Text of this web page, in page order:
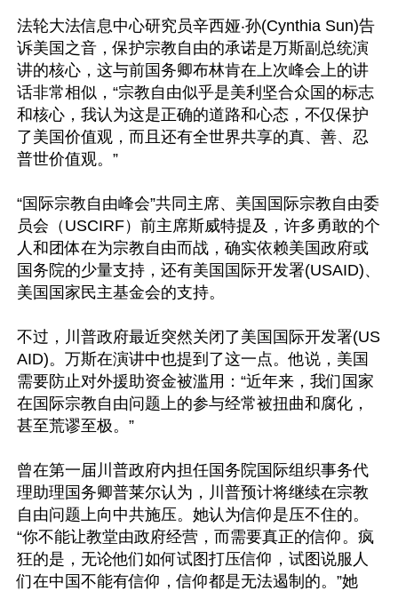
法轮大法信息中心研究员辛西娅‧孙(Cynthia Sun)告
诉美国之音，保护宗教自由的承诺是万斯副总统演
讲的核心，这与前国务卿布林肯在上次峰会上的讲
话非常相似，“宗教自由似乎是美利坚合众国的标志
和核心，我认为这是正确的道路和心态，不仅保护
了美国价值观，而且还有全世界共享的真、善、忍
普世价值观。”
“国际宗教自由峰会”共同主席、美国国际宗教自由委
员会（USCIRF）前主席斯威特提及，许多勇敢的个
人和团体在为宗教自由而战，确实依赖美国政府或
国务院的少量支持，还有美国国际开发署(USAID)、
美国国家民主基金会的支持。
不过，川普政府最近突然关闭了美国国际开发署(US
AID)。万斯在演讲中也提到了这一点。他说，美国
需要防止对外援助资金被滥用：“近年来，我们国家
在国际宗教自由问题上的参与经常被扭曲和腐化，
甚至荒谬至极。”
曾在第一届川普政府内担任国务院国际组织事务代
理助理国务卿普莱尔认为，川普预计将继续在宗教
自由问题上向中共施压。她认为信仰是压不住的。
“你不能让教堂由政府经营，而需要真正的信仰。疯
狂的是，无论他们如何试图打压信仰，试图说服人
们在中国不能有信仰，信仰都是无法遏制的。”她